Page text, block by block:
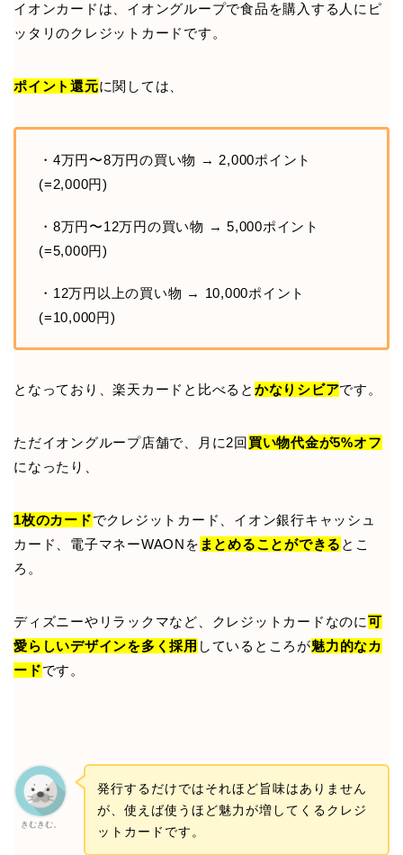
イオンカードは、イオングループで食品を購入する人にピ
ッタリのクレジットカードです。
ポイント還元に関しては、
・4万円〜8万円の買い物 → 2,000ポイント
(=2,000円)
・8万円〜12万円の買い物 → 5,000ポイント
(=5,000円)
・12万円以上の買い物 → 10,000ポイント
(=10,000円)
となっており、楽天カードと比べると かなりシビアです。
ただイオングループ店舗で、月に2回 買い物代金が5%オフ
になったり、
1枚のカードでクレジットカード、イオン銀行キャッシュ
カード、電子マネーWAONを まとめることができる とこ
ろ。
ディズニーやリラックマなど、クレジットカードなのに可
愛らしいデザインを多く採用 しているところが魅力的なカ
ードです。
きむきむ。
発行するだけではそれほど旨味はありません
が、使えば使うほど魅力が増してくるクレジ
ットカードです。